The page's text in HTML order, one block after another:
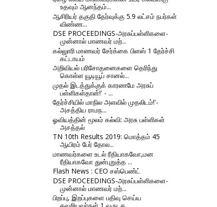
உதவும் ஆனந்தம்...
ஆசிரியர் தகுதி தேர்வுக்கு 5.9 லட்சம் நபர்கள்
விண்ண...
DSE PROCEEDINGS-அரசுப்பள்ளிகளை-
முன்னால் மாணவர் மற்...
கல்லுாரி மாணவர் சேர்க்கை பிளஸ் 1 தேர்ச்சி
கட்டாயம்
அறிவியல் பரிசோதனைகளை தெரிந்து
கொள்ள யூடியூப் சானல்...
முதல் இடத்துக்குக் காரணமே அரசுப்
பள்ளிகள்தான்!' - ...
தேர்ச்சியில் மாநில அளவில் முதலிடம்!'-
அசத்திய ராமந...
ஓவியத்தின் மூலம் கல்வி: அரசு பள்ளிகள்
அசத்தல்
TN 10th Results 2019: மொத்தம் 45
ஆயிரம் பேர் தோல...
மாணவர்களை உடல் ரீதியாகவோ,மன
ரீதியாகவோ துன்புறுத்த ...
Flash News : CEO சஸ்பெண்ட்
DSE PROCEEDINGS-அரசுப்பள்ளிகளை-
முன்னால் மாணவர் மற்...
பிறப்பு, இறப்புகளை பதிவு செய்ய